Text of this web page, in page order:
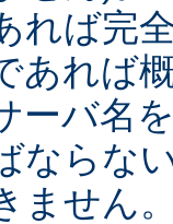
れば完
あれば
ーバ名
ならな
ません。